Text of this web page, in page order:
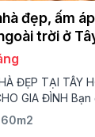
đẹp, ấm
trời ở
ĐẸP TẠI TÂY
GIA ĐÌNH
bình giữa lòng
là